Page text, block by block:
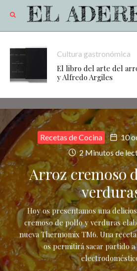
Cultura gastronómica
El libro del arte del
y Alfredo Argiles
Recetas de Cocina
10
2 Minutos de
Arroz cremoso
Hoy os presentamos una
cremoso de pollo y verduras
nueva Thermomix TM6. Una
os permitirá sacar partido